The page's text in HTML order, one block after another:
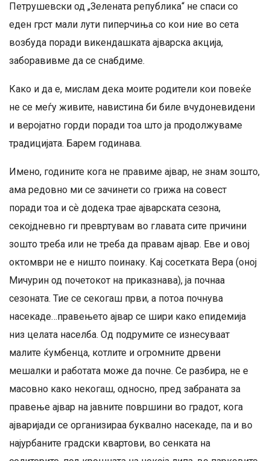
Петрушевски од „Зелената република“ не спаси со
еден грст мали лути пиперчиња со кои ние во сета
возбуда поради викендашката ајварска акција,
заборавивме да се снабдиме.
Како и да е, мислам дека моите родители кои повеќе
не се меѓу живите, навистина би биле вчудоневидени
и веројатно горди поради тоа што ја продолжуваме
традицијата. Барем годинава.
Имено, годините кога не правиме ајвар, не знам зошто,
ама редовно ми се зачинети со грижа на совест
поради тоа и сѐ додека трае ајварската сезона,
секојдневно ги превртувам во главата сите причини
зошто треба или не треба да правам ајвар. Еве и овој
октомври не е ништо поинаку. Кај сосетката Вера (оној
Мичурин од почетокот на приказнава), ја почнаа
сезоната. Тие се секогаш први, а потоа почнува
насекаде…правењето ајвар се шири како епидемија
низ целата населба. Од подрумите се изнесуваат
малите ќумбенца, котлите и огромните дрвени
мешалки и работата може да почне. Се разбира, не е
масовно како некогаш, односно, пред забраната за
правење ајвар на јавните површини во градот, кога
ајваријади се организираа буквално насекаде, па и во
најурбаните градски квартови, во сенката на